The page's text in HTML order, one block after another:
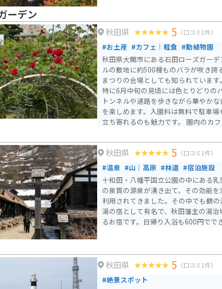
ーデン
秋田県 5 （口コミ1件）
#お土産 #カフェ｜軽食 #動植物園
秋田県大館市にある石田ローズガー
ルの敷地に約500種ものバラが咲き誇
まつりの会場としても知られていま
特に6月中旬の見頃には色とりどりの
トンネルや通路を歩きながら華やか
を楽しめます。入園料は無料で駐車
立ち寄れるのも魅力です。 園内のカフェでは食事メニューに加
スイーツも人気。近くには秋田犬会
のもおすすめです。アクセスしやす
中の休憩スポットとしても最適な場所
秋田県 5 （口コミ1件）
#温泉 #山｜高原 #林道 #宿泊施設
十和田・八幡平国立公園の中にある
の泉質の源泉が湧き出て、その効能
利用されてきました。その中でも鶴
湯の宿として有名で、秋田藩主の湯
るお宿です。日帰り入浴も600円でで
秋田県 5 （口コミ1件）
#絶景スポット